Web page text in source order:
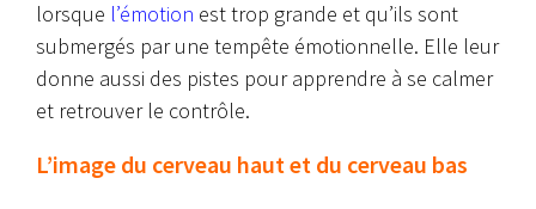
lorsque l’émotion est trop grande et qu’ils sont
submergés par une tempête émotionnelle. Elle leur
donne aussi des pistes pour apprendre à se calmer
et retrouver le contrôle.
L’image du cerveau haut et du cerveau bas